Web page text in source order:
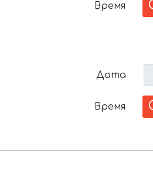
Время
Дата
Время